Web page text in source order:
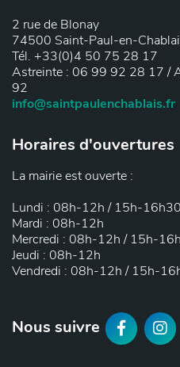
2 rue de Blonay
74500 Saint-Paul-en-
Tél. +33(0)4 50 75 28 17
Astreinte : 06 99 92 28 17 /
92
info@saintpaulenchablais.fr
Horaires d'ouvertures
La mairie est ouverte :
Lundi : 08h-12h / 15h-16h30
Mardi : 08h-12h
Mercredi : 08h-12h / 15h-
Jeudi : 08h-12h
Vendredi : 08h-12h / 15h-
Nous suivre
F
I